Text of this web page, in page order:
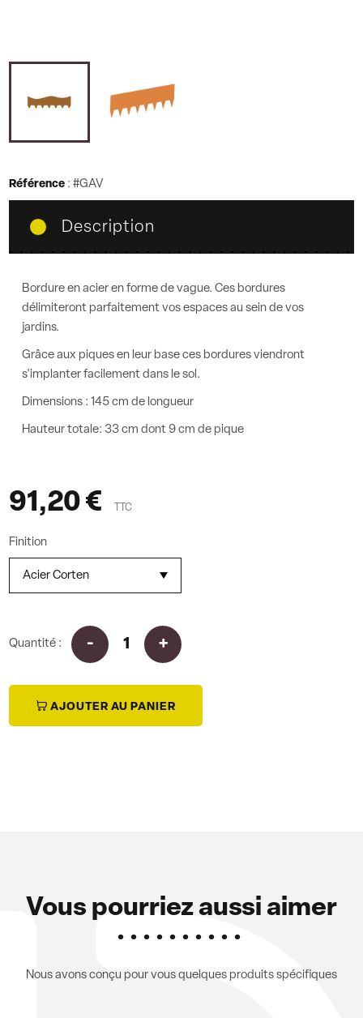
Référence : #GAV
Description
Bordure en acier en forme de vague. Ces bordures
délimiteront parfaitement vos espaces au sein de vos
jardins.
Grâce aux piques en leur base ces bordures viendront
s'implanter facilement dans le sol.
Dimensions : 145 cm de longueur
Hauteur totale: 33 cm dont 9 cm de pique
91,20 € TTC
Finition
Quantité :
i AJOUTER AU PANIER
Vous pourriez aussi aimer
Nous avons conçu pour vous quelques produits spécifiques